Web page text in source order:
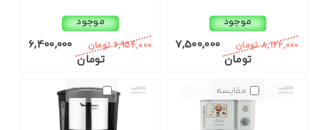
موجود
8,122,000 تومان
7,500,000
تومان
موجود
6,954,000 تومان
6,400,000
تومان
مقایسه مقایسه